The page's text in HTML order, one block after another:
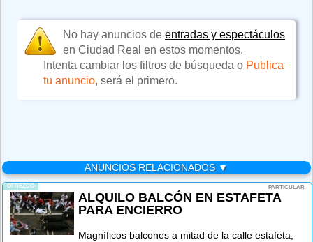
No hay anuncios deentradas y espectáculos
en Ciudad Real en estos momentos.
Intenta cambiar los filtros de búsqueda o Publica
tu anuncio, será el primero.
ANUNCIOS RELACIONADOS ▼
-OFREZCO- PARTICULAR
ALQUILO BALCÓN EN ESTAFETA
PARA ENCIERRO
Magníficos balcones a mitad de la calle estafeta,